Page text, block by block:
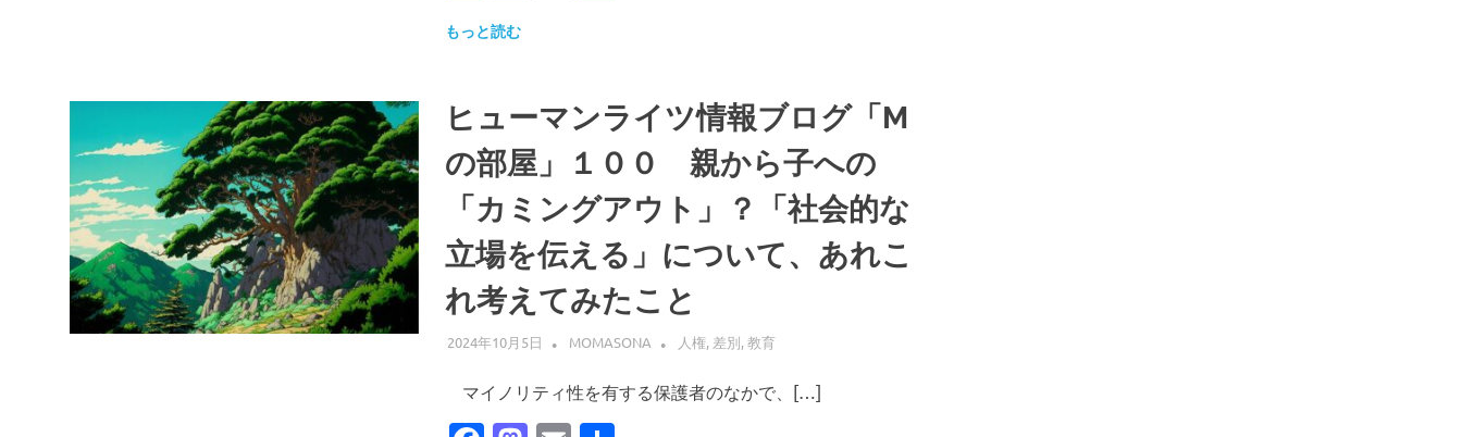
もっと読む
ヒューマンライツ情報ブログ「M
の部屋」１００ 親から子への
「カミングアウト」？「社会的な
立場を伝える」について、あれこ
れ考えてみたこと
2024年10月5日 MOMASONA 人権, 差別,教育
マイノリティ性を有する保護者のなかで、[…]